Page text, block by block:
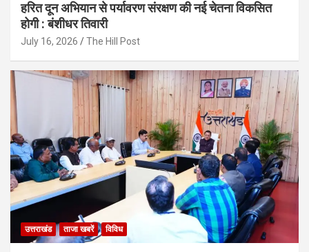
हरित दून अभियान से पर्यावरण संरक्षण की नई चेतना विकसित
होगी : बंशीधर तिवारी
July 16, 2026 The Hill Post
उत्तराखंड ताजा खबरें विविध